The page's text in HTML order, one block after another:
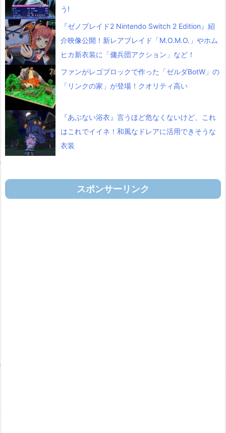
う!
『ゼノブレイド2 Nintendo Switch 2 Edition』紹
介映像公開！新レアブレイド「M.O.M.O.」やホム
ヒカ新衣装に「傭兵団アクション」など！
ファンがレゴブロックで作った「ゼルダBotW」の
「リンクの家」が登場！クオリティ高い
『あぶない浴衣』言うほど危なくないけど、これ
はこれでイイネ！和風なドレアに活用できそうな
衣装
スポンサーリンク